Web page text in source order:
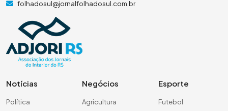
folhadosul@jornalfolhadosul.com.br
Notícias
Política
Negócios
Agricultura
Esporte
Futebol